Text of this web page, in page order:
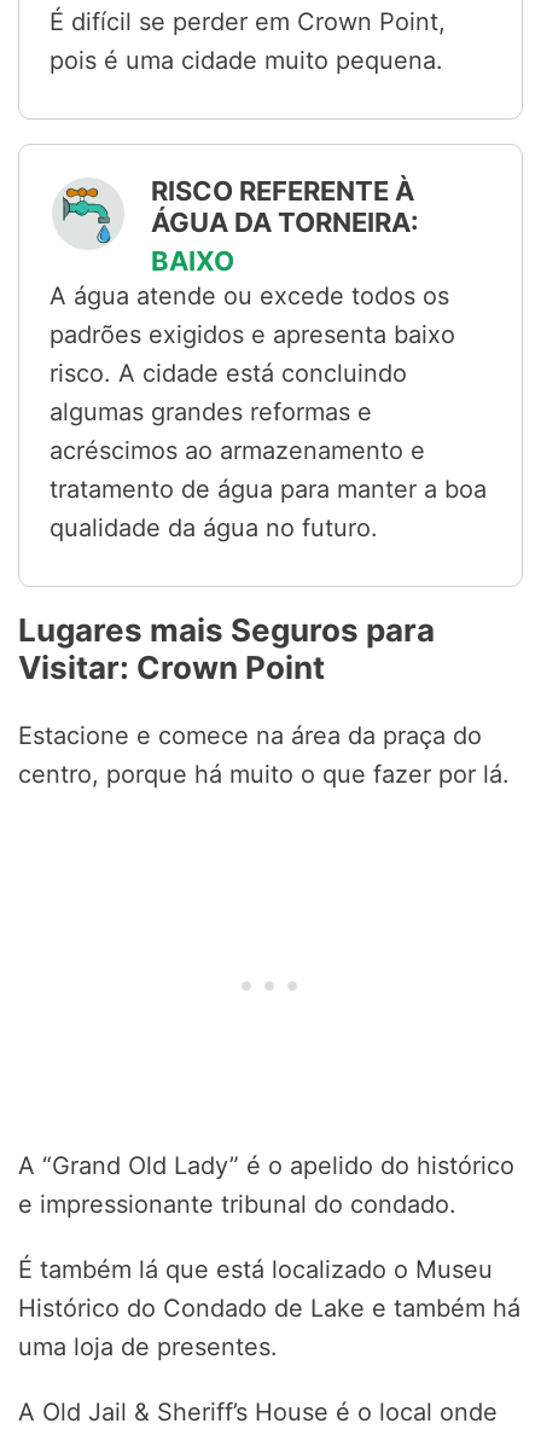
É difícil se perder em Crown Point,
pois é uma cidade muito pequena.
RISCO REFERENTE À
ÁGUA DA TORNEIRA:
BAIXO
A água atende ou excede todos os
padrões exigidos e apresenta baixo
risco. A cidade está concluindo
algumas grandes reformas e
acréscimos ao armazenamento e
tratamento de água para manter a boa
qualidade da água no futuro.
Lugares mais Seguros para
Visitar: Crown Point
Estacione e comece na área da praça do
centro, porque há muito o que fazer por lá.
A “Grand Old Lady” é o apelido do histórico
e impressionante tribunal do condado.
É também lá que está localizado o Museu
Histórico do Condado de Lake e também há
uma loja de presentes.
A Old Jail & Sheriff’s House é o local onde